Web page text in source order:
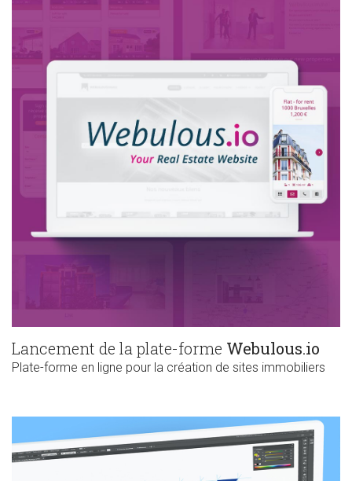
Lancement de la plate-forme Webulous.io
Plate-forme en ligne pour la création de sites immobiliers